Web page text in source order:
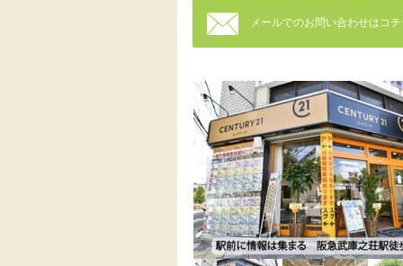
メールでのお問い合わせはコ